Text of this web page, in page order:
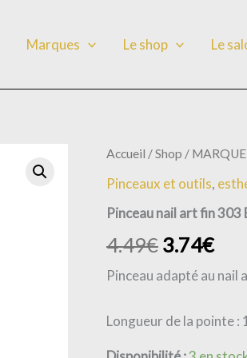
Marques Le shop Le
Accueil /Shop / MARQUE
Pinceaux et outils,
Pinceau nail art fin 303
4.49€
Le
prix
initial
était :
4.49€.
3.74€
Le
est
Pinceau adapté au nail
Longueur de la pointe :
quantité
Pinceau
art
303